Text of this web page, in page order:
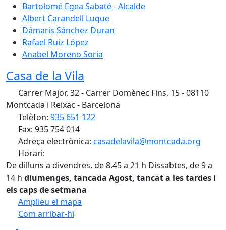
Bartolomé Egea Sabaté - Alcalde
Albert Carandell Luque
Dámaris Sánchez Duran
Rafael Ruiz López
Anabel Moreno Soria
Casa de la Vila
Carrer Major, 32 - Carrer Domènec Fins, 15 - 08110
Montcada i Reixac - Barcelona
Telèfon: 935 651 122
Fax: 935 754 014
Adreça electrònica: casadelavila@montcada.org
Horari:
De dilluns a divendres, de 8.45 a 21 h Dissabtes, de 9 a
14 h diumenges, tancada Agost, tancat a les tardes i
els caps de setmana
Amplieu el mapa
Com arribar-hi